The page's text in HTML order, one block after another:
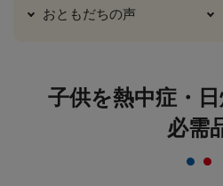
おともだちの声
子供を熱中症・
必需